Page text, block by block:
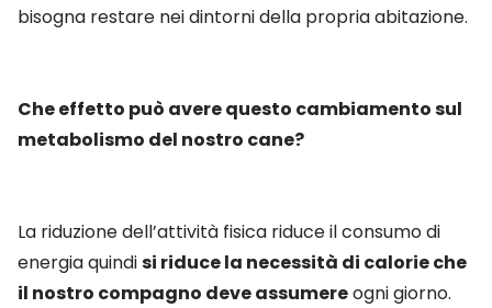
bisogna restare nei dintorni della propria abitazione.
Che effetto può avere questo cambiamento sul
metabolismo del nostro cane?
La riduzione dell’attività fisica riduce il consumo di
energia quindisi riduce la necessità di calorie che
il nostro compagno deve assumereogni giorno.